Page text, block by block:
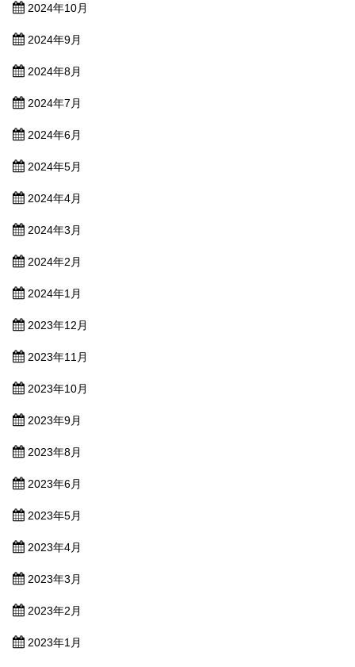
2024年10月
2024年9月
2024年8月
2024年7月
2024年6月
2024年5月
2024年4月
2024年3月
2024年2月
2024年1月
2023年12月
2023年11月
2023年10月
2023年9月
2023年8月
2023年6月
2023年5月
2023年4月
2023年3月
2023年2月
2023年1月